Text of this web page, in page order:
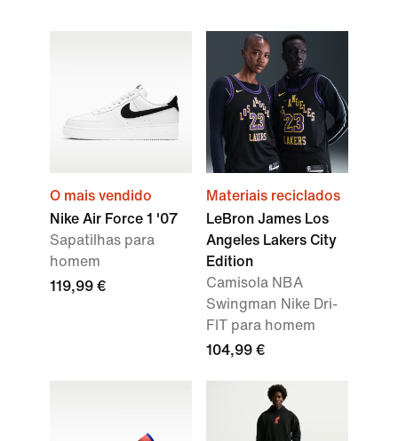
O mais vendido
Nike Air Force 1 '07
Sapatilhas para
homem
119,99 €
Materiais reciclados
LeBron James Los
Angeles Lakers City
Edition
Camisola NBA
Swingman Nike Dri-
FIT para homem
104,99 €